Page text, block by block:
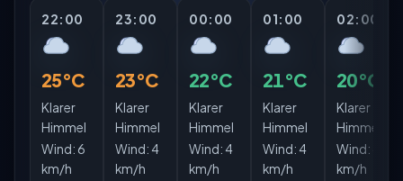
22:00
25°C
Klarer
Himmel
Wind: 6
km/h
23:00
23°C
Klarer
Himmel
Wind: 4
km/h
00:00
22°C
Klarer
Himmel
Wind: 4
km/h
01:00
21°C
Klarer
Himmel
Wind: 4
km/h
02:00
20°C
Klarer
Himmel
Wind:
km/h